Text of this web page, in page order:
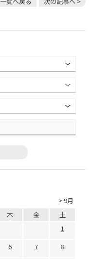
> 9月
木 金
土
1
6 7
8